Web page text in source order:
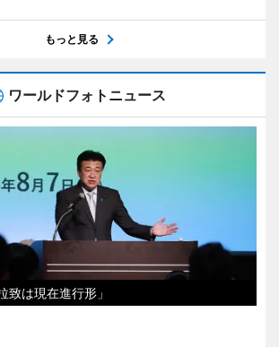
もっと見る
ワールドフォトニュース
致は現在進行形」